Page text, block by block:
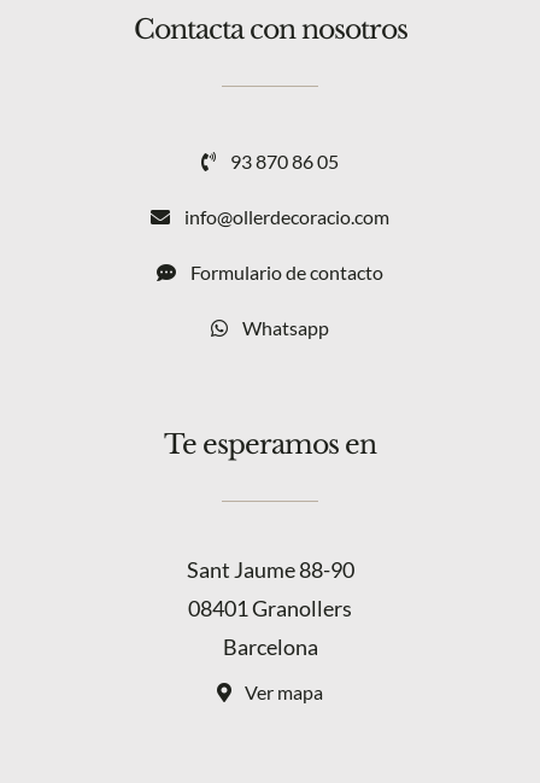
Contacta con nosotros
93 870 86 05
info@ollerdecoracio.com
Formulario de contacto
Whatsapp
Te esperamos en
Sant Jaume 88-90
08401 Granollers
Barcelona
Ver mapa